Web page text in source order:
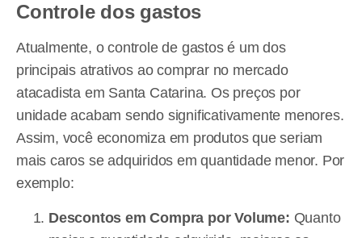
Controle dos gastos
Atualmente, o controle de gastos é um dos
principais atrativos ao comprar no mercado
atacadista em Santa Catarina. Os preços por
unidade acabam sendo significativamente menores.
Assim, você economiza em produtos que seriam
mais caros se adquiridos em quantidade menor. Por
exemplo:
Descontos em Compra por Volume: Quanto